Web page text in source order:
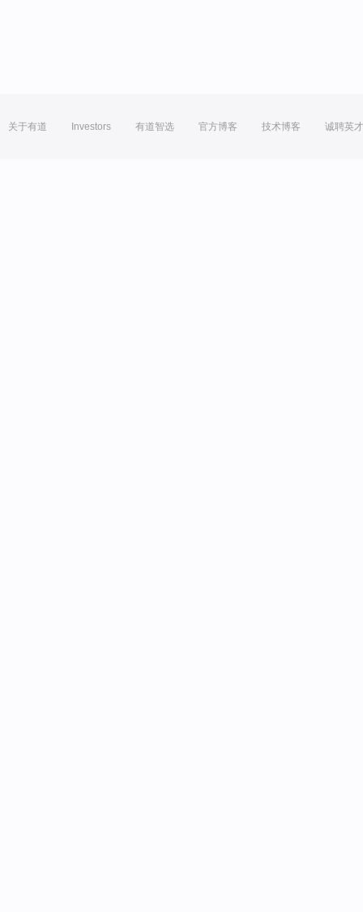
关于有道 Investors 有道智选 官方博客 技术博客 诚聘英才